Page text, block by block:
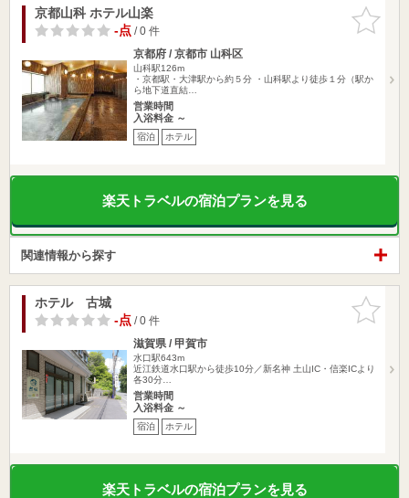
お気に入
りに追加
京都山科 ホテル山楽
-点/ 0 件
京都府 / 京都市 山科区
山科駅126m
・京都駅・大津駅から約５分 ・山科駅より徒歩１分（駅か
ら地下道直結…
営業時間
入浴料金 ～
宿泊 ホテル
楽天トラベルの宿泊プランを見る
関連情報から探す
お気に入
りに追加
ホテル 古城
-点/ 0 件
滋賀県 / 甲賀市
水口駅643m
近江鉄道水口駅から徒歩10分／新名神 土山IC・信楽ICより
各30分…
営業時間
入浴料金 ～
宿泊 ホテル
楽天トラベルの宿泊プランを見る